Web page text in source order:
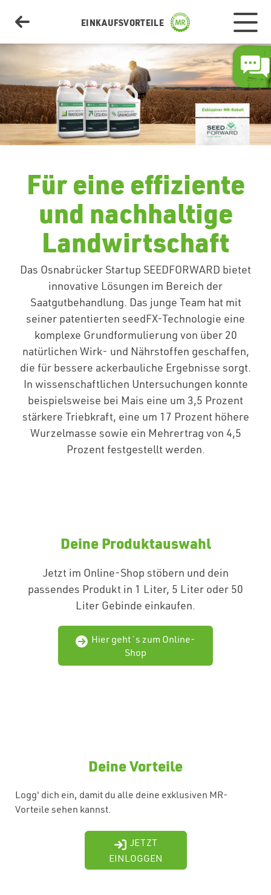
EINKAUFSVORTEILE
Aktionen
Transport & Logistik
Automobile
Freizeit & Hobby
Katalog & Shop
Team & Kontakt
Wetter
Für eine effiziente
und nachhaltige
Landwirtschaft
Das Osnabrücker Startup SEEDFORWARD bietet
innovative Lösungen im Bereich der
Saatgutbehandlung. Das junge Team hat mit
seiner patentierten seedFX-Technologie eine
komplexe Grundformulierung von über 20
natürlichen Wirk- und Nährstoffen geschaffen,
die für bessere ackerbauliche Ergebnisse sorgt.
In wissenschaftlichen Untersuchungen konnte
beispielsweise bei Mais eine um 3,5 Prozent
stärkere Triebkraft, eine um 17 Prozent höhere
Wurzelmasse sowie ein Mehrertrag von 4,5
Prozent festgestellt werden.
Deine Produktauswahl
Jetzt im Online-Shop stöbern und dein
passendes Produkt in 1 Liter, 5 Liter oder 50
Liter Gebinde einkaufen.
Hier geht´s zum Online-
Shop
Deine Vorteile
Logg' dich ein, damit du alle deine exklusiven MR-
Vorteile sehen kannst.
JETZT
EINLOGGEN